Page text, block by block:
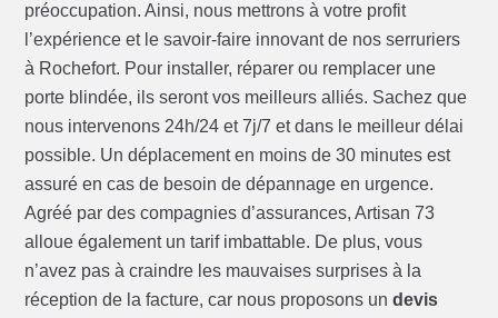
préoccupation. Ainsi, nous mettrons à votre profit
l’expérience et le savoir-faire innovant de nos serruriers
à Rochefort. Pour installer, réparer ou remplacer une
porte blindée, ils seront vos meilleurs alliés. Sachez que
nous intervenons 24h/24 et 7j/7 et dans le meilleur délai
possible. Un déplacement en moins de 30 minutes est
assuré en cas de besoin de dépannage en urgence.
Agréé par des compagnies d’assurances, Artisan 73
alloue également un tarif imbattable. De plus, vous
n’avez pas à craindre les mauvaises surprises à la
réception de la facture, car nous proposons undevis